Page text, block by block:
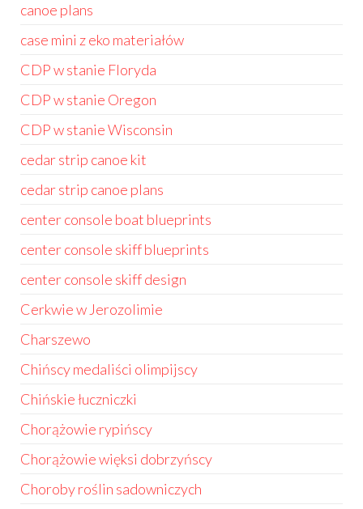
canoe plans
case mini z eko materiałów
CDP w stanie Floryda
CDP w stanie Oregon
CDP w stanie Wisconsin
cedar strip canoe kit
cedar strip canoe plans
center console boat blueprints
center console skiff blueprints
center console skiff design
Cerkwie w Jerozolimie
Charszewo
Chińscy medaliści olimpijscy
Chińskie łuczniczki
Chorążowie rypińscy
Chorążowie więksi dobrzyńscy
Choroby roślin sadowniczych